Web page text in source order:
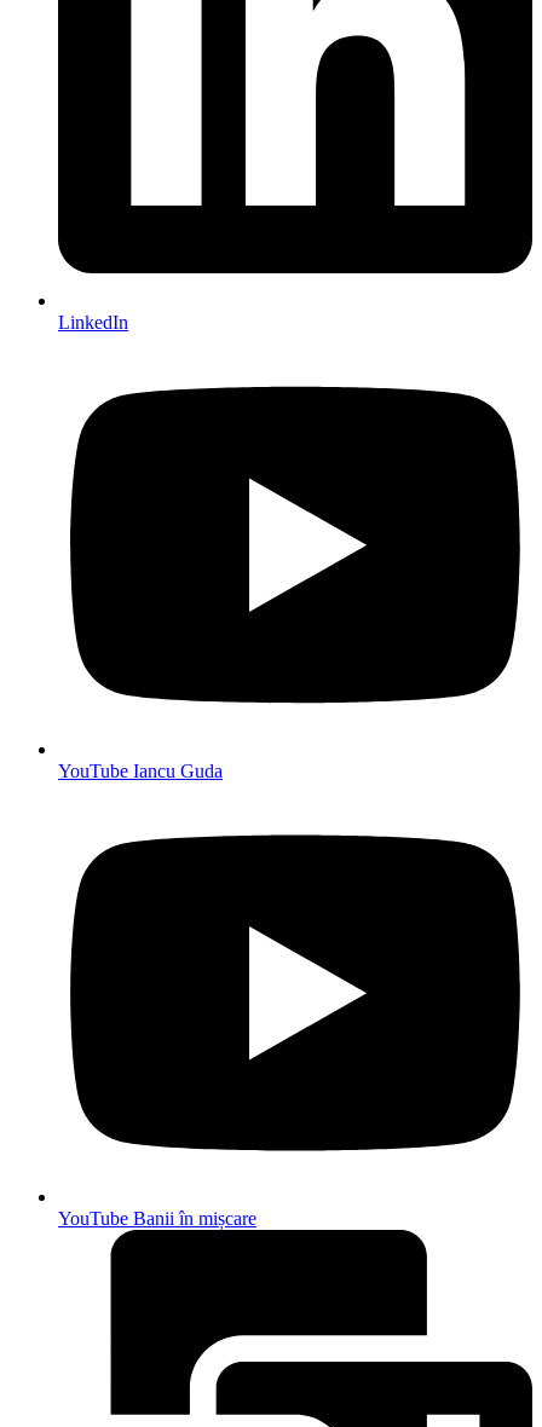
LinkedIn
YouTube Iancu Guda
YouTube Banii în mișcare